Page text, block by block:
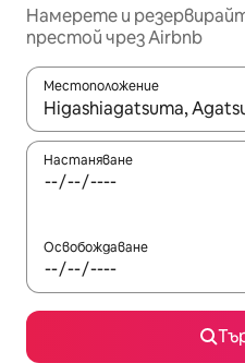
Намерете и
престой чрез Airbnb
Местоположение
Когато резултатите се
Настаняване
Освобождаване